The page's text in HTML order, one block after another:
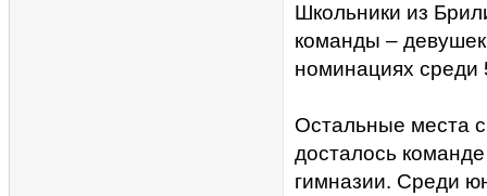
Школьники из
команды –
номинациях среди
Остальные места
досталось
гимназии. Среди